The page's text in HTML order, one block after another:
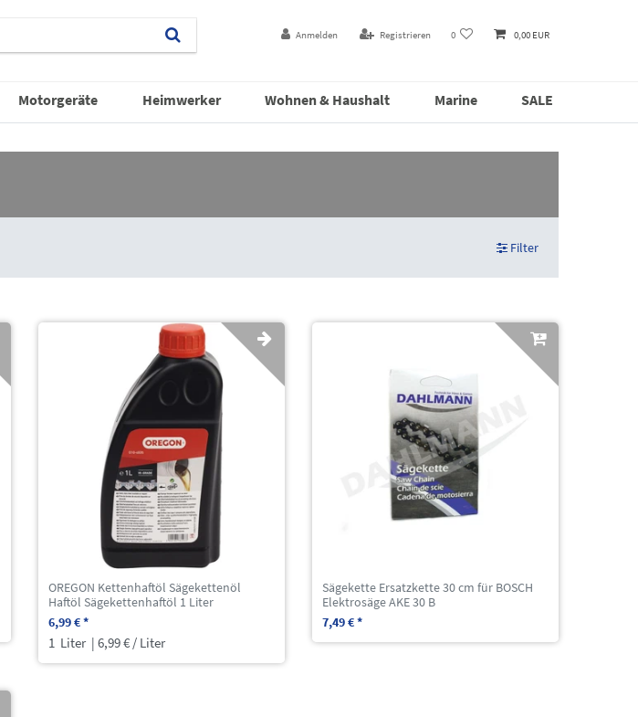
Anmelden Registrieren 0 0,00 EUR
Motorgeräte Heimwerker Wohnen & Haushalt Marine SALE
Filter
OREGON Kettenhaftöl Sägekettenöl
Haftöl Sägekettenhaftöl 1 Liter
6,99 € *
1 Liter | 6,99 € / Liter
Sägekette Ersatzkette 30 cm für BOSCH
Elektrosäge AKE 30 B
7,49 € *